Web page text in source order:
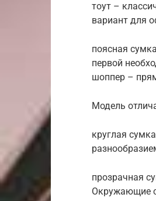
тоут –
вариант для
поясная
первой
шоппер –
Модель
круглая
прозрачная
Окружающие